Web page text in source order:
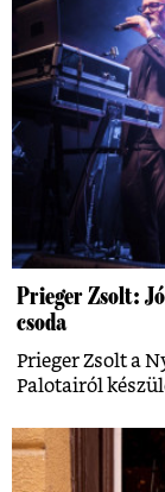
Prieger Zsolt:
csoda
Prieger Zsolt a
Palotairól